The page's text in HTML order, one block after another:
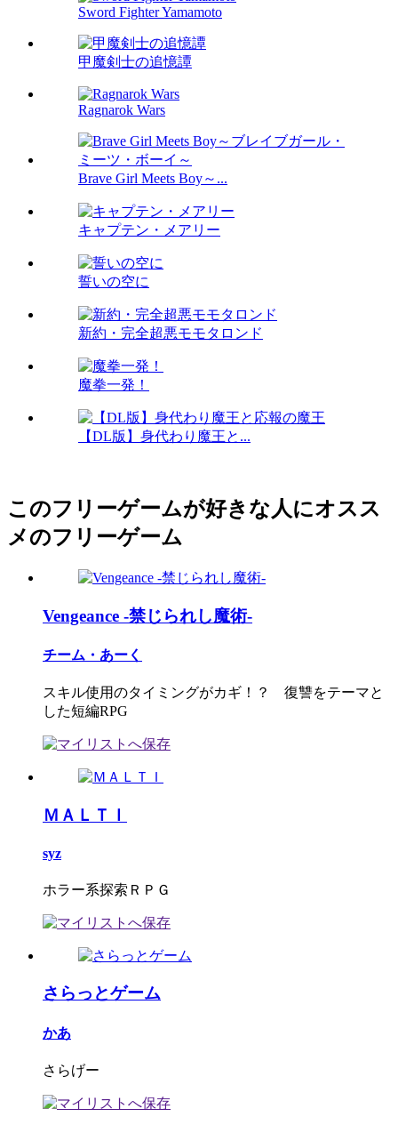
Sword Fighter Yamamoto
甲魔剣士の追憶譚
Ragnarok Wars
Brave Girl Meets Boy～...
キャプテン・メアリー
誓いの空に
新約・完全超悪モモタロンド
魔拳一発！
【DL版】身代わり魔王と...
このフリーゲームが好きな人にオスス
メのフリーゲーム
Vengeance -禁じられし魔術-
チーム・あーく
スキル使用のタイミングがカギ！？ 復讐をテーマと
した短編RPG
ＭＡＬＴＩ
syz
ホラー系探索ＲＰＧ
さらっとゲーム
かあ
さらげー